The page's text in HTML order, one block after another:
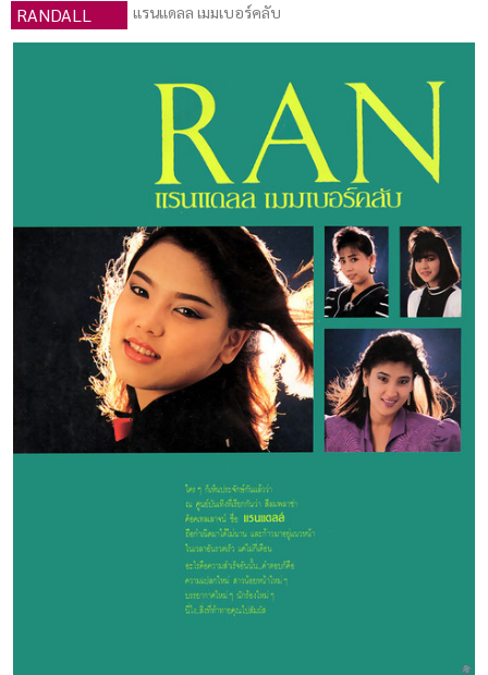
RANDALL แรนแดลล เมมเบอร์คลับ